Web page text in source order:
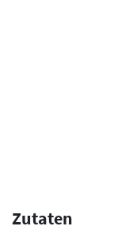
Zutaten